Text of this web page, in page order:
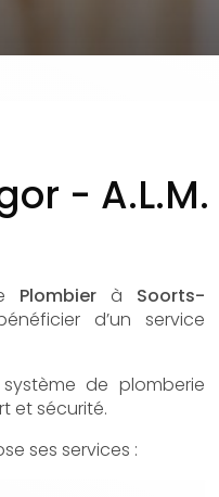
-
Plombierà Soorts-
d’un service
de plomberie
et sécurité.
ses services :